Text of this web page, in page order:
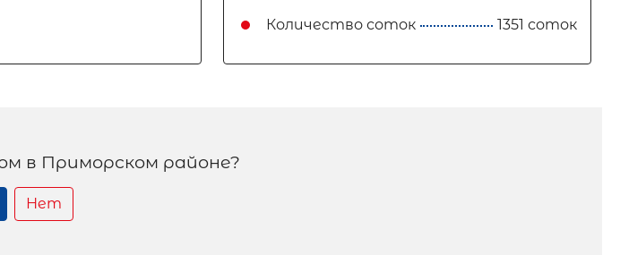
Количество соток 1351 соток
в Приморском районе?
Нет